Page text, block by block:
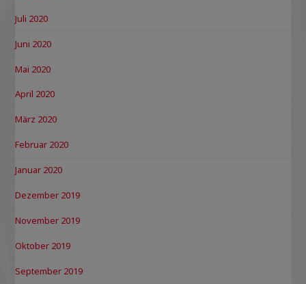
Juli 2020
Juni 2020
Mai 2020
April 2020
März 2020
Februar 2020
Januar 2020
Dezember 2019
November 2019
Oktober 2019
September 2019